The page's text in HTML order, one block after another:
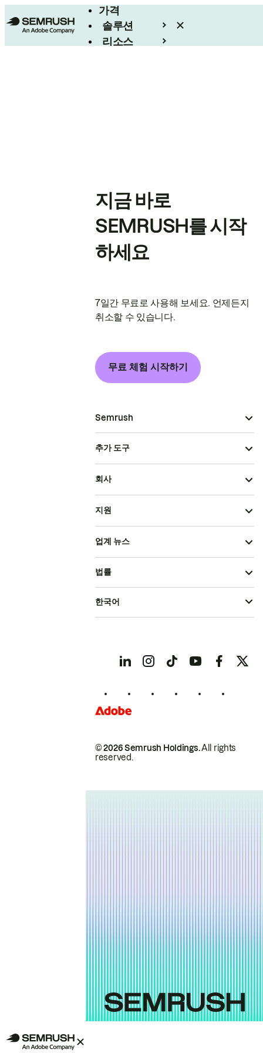
가격
솔루션
리소스
지금 바로
SEMRUSH를 시작
하세요
7일간 무료로 사용해 보세요. 언제든지
취소할 수 있습니다.
무료 체험 시작하기
Semrush
추가 도구
회사
지원
업계 뉴스
© 2026 Semrush Holdings.All rights
reserved.
법률
한국어